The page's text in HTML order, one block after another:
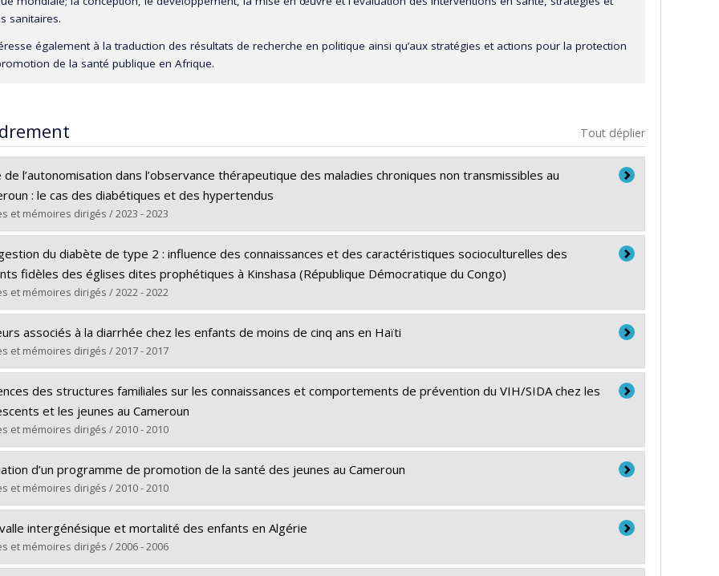
sanitaires.
également à la traduction des résultats de recherche en politique ainsi qu’aux stratégies et actions pour la protection
de la santé publique en Afrique.
Tout déplier
de l’autonomisation dans l’observance thérapeutique des maladies chroniques non transmissibles au
: le cas des diabétiques et des hypertendus
et mémoires dirigés / 2023 - 2023
:Mogueo, Amélie
:Doctorat
obtenu :Ph. D.
le document dans Papyrus
du diabète de type 2 : influence des connaissances et des caractéristiques socioculturelles des
fidèles des églises dites prophétiques à Kinshasa (République Démocratique du Congo)
et mémoires dirigés / 2022 - 2022
:Masamba, Nadine Lulendo
: Maîtrise
obtenu :M. Sc.
le document dans Papyrus
associés à la diarrhée chez les enfants de moins de cinq ans en Haïti
et mémoires dirigés / 2017 - 2017
:Roy, Isabelle
:Maîtrise
obtenu :M. Sc.
le document dans Papyrus
des structures familiales sur les connaissances et comportements de prévention du VIH/SIDA chez les
et les jeunes au Cameroun
et mémoires dirigés / 2010 - 2010
:Tsala Dimbuene, Zacharie
: Doctorat
obtenu :Ph. D.
le document dans Papyrus
d’un programme de promotion de la santé des jeunes au Cameroun
et mémoires dirigés / 2010 - 2010
:Camara, Ansoumane Y.
: Doctorat
obtenu :Ph. D.
intergénésique et mortalité des enfants en Algérie
et mémoires dirigés / 2006 - 2006